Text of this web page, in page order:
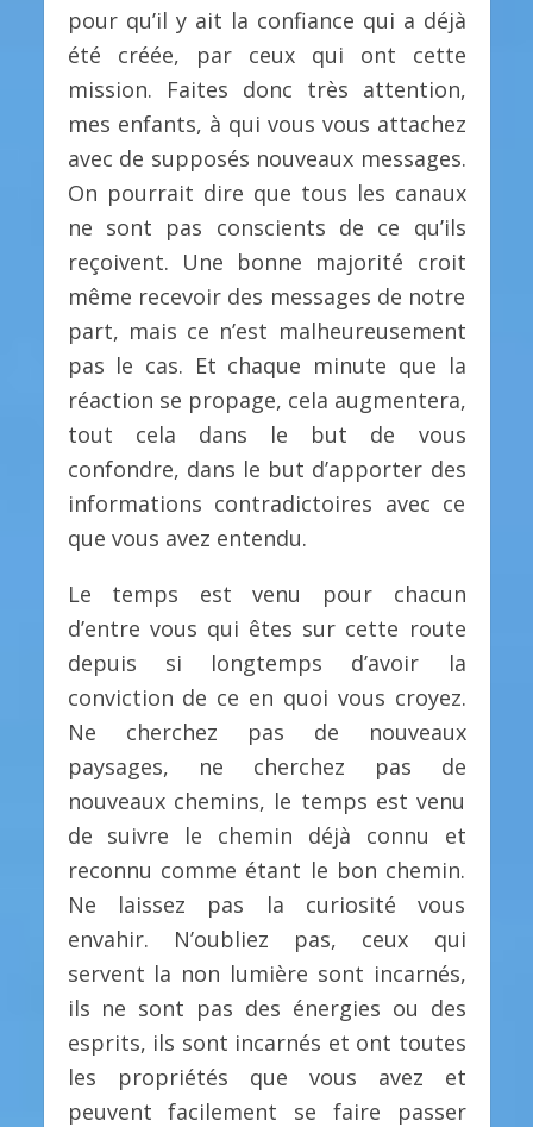
pour qu’il y ait la confiance qui a déjà
été créée, par ceux qui ont cette
mission. Faites donc très attention,
mes enfants, à qui vous vous attachez
avec de supposés nouveaux messages.
On pourrait dire que tous les canaux
ne sont pas conscients de ce qu’ils
reçoivent. Une bonne majorité croit
même recevoir des messages de notre
part, mais ce n’est malheureusement
pas le cas. Et chaque minute que la
réaction se propage, cela augmentera,
tout cela dans le but de vous
confondre, dans le but d’apporter des
informations contradictoires avec ce
que vous avez entendu.
Le temps est venu pour chacun
d’entre vous qui êtes sur cette route
depuis si longtemps d’avoir la
conviction de ce en quoi vous croyez.
Ne cherchez pas de nouveaux
paysages, ne cherchez pas de
nouveaux chemins, le temps est venu
de suivre le chemin déjà connu et
reconnu comme étant le bon chemin.
Ne laissez pas la curiosité vous
envahir. N’oubliez pas, ceux qui
servent la non lumière sont incarnés,
ils ne sont pas des énergies ou des
esprits, ils sont incarnés et ont toutes
les propriétés que vous avez et
peuvent facilement se faire passer